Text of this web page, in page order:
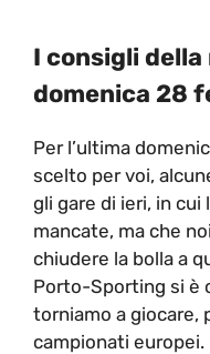
I consigli
domenica 28
Per l’ultima
scelto per voi,
gli gare di ieri, in
mancate, ma che
chiudere la bolla a
Porto-Sporting si è
torniamo a giocare,
campionati europei.